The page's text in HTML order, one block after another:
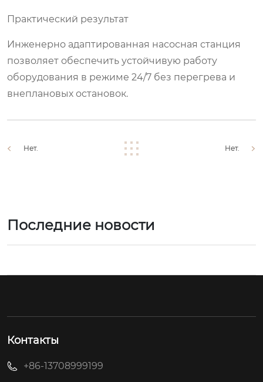
Практический результат
Инженерно адаптированная насосная станция
позволяет обеспечить устойчивую работу
оборудования в режиме 24/7 без перегрева и
внеплановых остановок.
Нет. Нет.
Последние новости
Контакты
+86-13708999199